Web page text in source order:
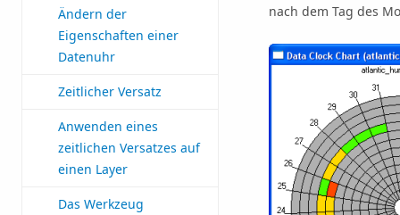
Ändern der
Eigenschaften einer
Datenuhr
Zeitlicher Versatz
Anwenden eines
zeitlichen Versatzes auf
einen Layer
Das Werkzeug
nach dem Tag des